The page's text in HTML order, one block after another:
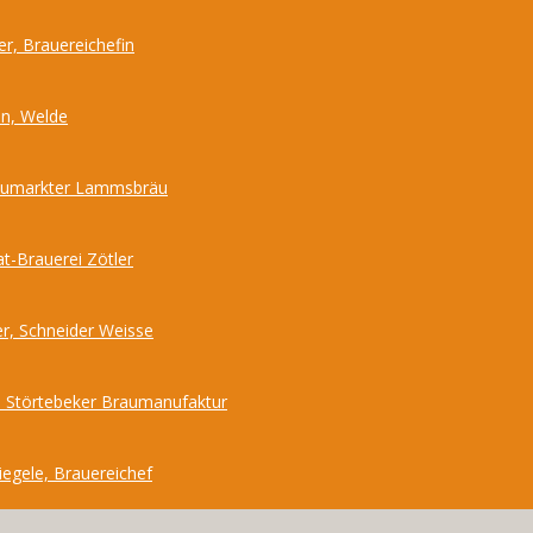
Brauereichefin
Welde
Lammsbräu
Brauerei Zötler
Schneider Weisse
Störtebeker Braumanufaktur
Brauereichef